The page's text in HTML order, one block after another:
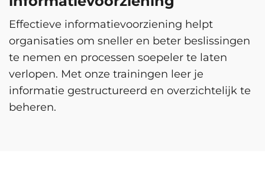
Effectieve informatievoorziening helpt
organisaties om sneller en beter beslissingen
te nemen en processen soepeler te laten
verlopen. Met onze trainingen leer je
informatie gestructureerd en overzichtelijk te
beheren.